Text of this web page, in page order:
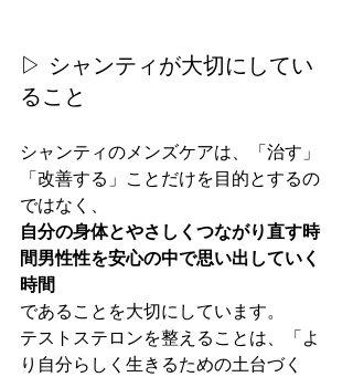
▷ シャンティが大切にしてい
ること
シャンティのメンズケアは、「治す」
「改善する」ことだけを目的とするの
ではなく、
自分の身体とやさしくつながり直す時
間男性性を安心の中で思い出していく
時間
であることを大切にしています。
テストステロンを整えることは、「よ
り自分らしく生きるための土台づく